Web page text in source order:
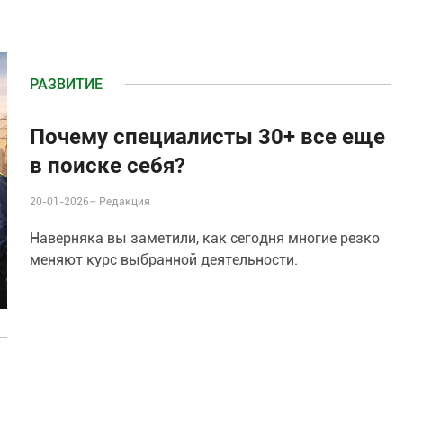
РАЗВИТИЕ
Почему специалисты 30+ все еще
в поиске себя?
20-01-2026– Редакция
Наверняка вы заметили, как сегодня многие резко
меняют курс выбранной деятельности.